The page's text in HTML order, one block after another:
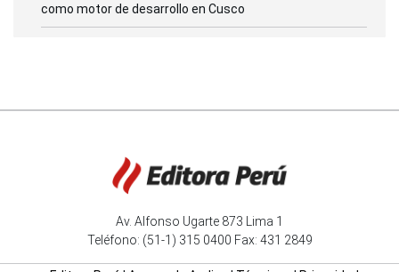
como motor de desarrollo en Cusco
Av. Alfonso Ugarte 873 Lima 1
Teléfono: (51-1) 315 0400 Fax: 431 2849